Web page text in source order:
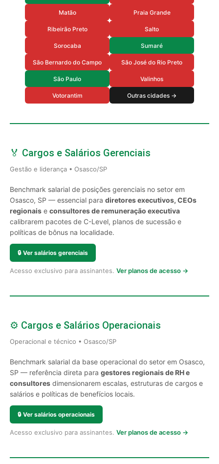
Matão Praia Grande
Ribeirão Preto Salto
Sorocaba Sumaré
São Bernardo do Campo São José do Rio Preto
São Paulo Valinhos
Votorantim Outras cidades →
🏅 Cargos e Salários Gerenciais
Gestão e liderança • Osasco/SP
Benchmark salarial de posições gerenciais no setor em
Osasco, SP — essencial para diretores executivos, CEOs
regionais e consultores de remuneração executiva
calibrarem pacotes de C-Level, planos de sucessão e
políticas de bônus na localidade.
🔒 Ver salários gerenciais
Acesso exclusivo para assinantes. Ver planos de acesso →
⚙️ Cargos e Salários Operacionais
Operacional e técnico • Osasco/SP
Benchmark salarial da base operacional do setor em Osasco,
SP — referência direta para gestores regionais de RH e
consultores dimensionarem escalas, estruturas de cargos e
salários e políticas de benefícios locais.
🔒 Ver salários operacionais
Acesso exclusivo para assinantes. Ver planos de acesso →